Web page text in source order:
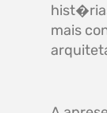
mais